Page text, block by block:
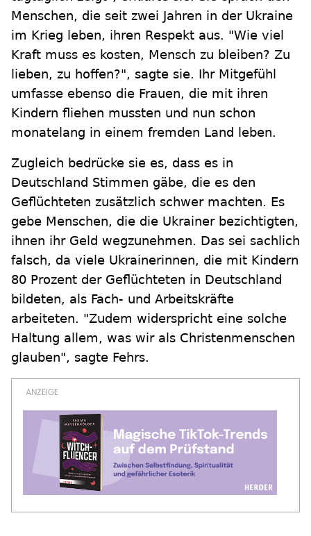
Menschen, die seit zwei Jahren in der Ukraine
im Krieg leben, ihren Respekt aus. "Wie viel
Kraft muss es kosten, Mensch zu bleiben? Zu
lieben, zu hoffen?", sagte sie. Ihr Mitgefühl
umfasse ebenso die Frauen, die mit ihren
Kindern fliehen mussten und nun schon
monatelang in einem fremden Land leben.
Zugleich bedrücke sie es, dass es in
Deutschland Stimmen gäbe, die es den
Geflüchteten zusätzlich schwer machten. Es
gebe Menschen, die die Ukrainer bezichtigten,
ihnen ihr Geld wegzunehmen. Das sei sachlich
falsch, da viele Ukrainerinnen, die mit Kindern
80 Prozent der Geflüchteten in Deutschland
bildeten, als Fach- und Arbeitskräfte
arbeiteten. "Zudem widerspricht eine solche
Haltung allem, was wir als Christenmenschen
glauben", sagte Fehrs.